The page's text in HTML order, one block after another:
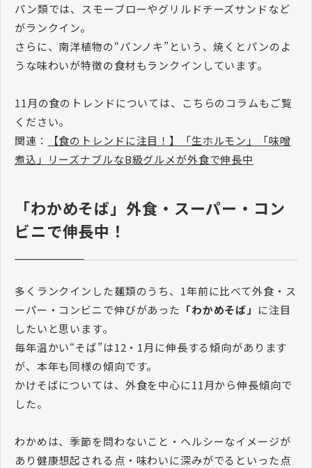
パン類では、スモーブローやグリルドチーズサンドなど
がランクイン。
さらに、南洋植物の“パンノキ”という、焼くとパンのよ
うな味わいが特徴の食材もランクインしています。
11月の食のトレンドについては、こちらのコラムもご覧
ください。
関連：
【食のトレンドに注目！】「生ホルモン」「味噌
煮込」リーズナブルなB級グルメが外食で伸長中
「わかめそば」外食・スーパー・コン
ビニで伸長中！
多くランクインした麺類のうち、1年前に比べて外食・ス
ーパー・コンビニで伸びがあった 「わかめそば」 に注目
したいと思います。
毎年温かい“そば”は12・1月に伸長する傾向があります
が、本年も同様の傾向です。
かけそばについては、外食を中心に11月から伸長傾向で
した。
わかめは、季節を問わないこと・ヘルシーなイメージが
あり健康想起される点・味わいに深みがでるといった点